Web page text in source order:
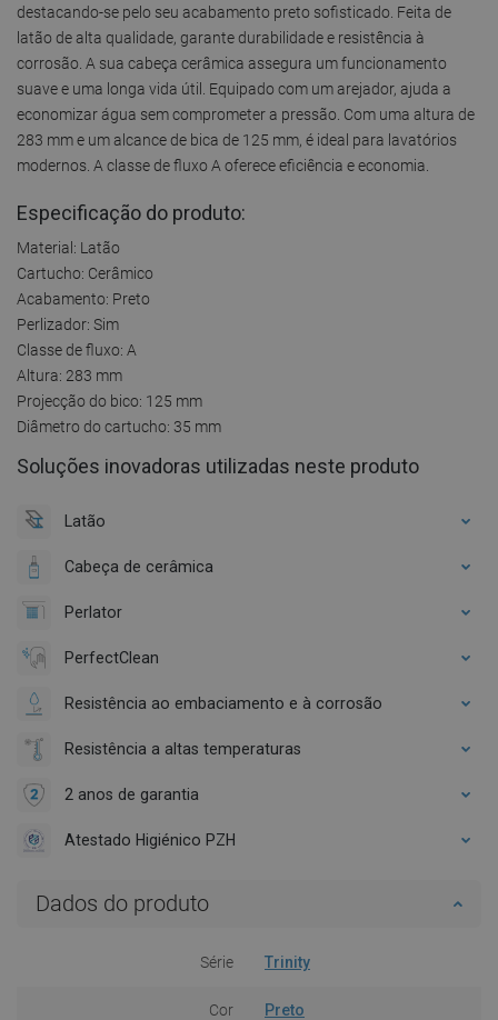
destacando-se pelo seu acabamento preto sofisticado. Feita de
latão de alta qualidade, garante durabilidade e resistência à
corrosão. A sua cabeça cerâmica assegura um funcionamento
suave e uma longa vida útil. Equipado com um arejador, ajuda a
economizar água sem comprometer a pressão. Com uma altura de
283 mm e um alcance de bica de 125 mm, é ideal para lavatórios
modernos. A classe de fluxo A oferece eficiência e economia.
Especificação do produto:
Material: Latão
Cartucho: Cerâmico
Acabamento: Preto
Perlizador: Sim
Classe de fluxo: A
Altura: 283 mm
Projecção do bico: 125 mm
Diâmetro do cartucho: 35 mm
Soluções inovadoras utilizadas neste produto
Latão
Cabeça de cerâmica
Perlator
PerfectClean
Resistência ao embaciamento e à corrosão
Resistência a altas temperaturas
2 anos de garantia
Atestado Higiénico PZH
Dados do produto
Série Trinity
Cor Preto